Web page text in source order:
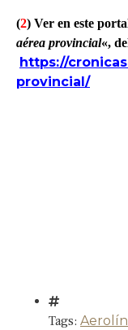
(2) Ver en este
aérea provincial«,
https://
provincial/
Tags: